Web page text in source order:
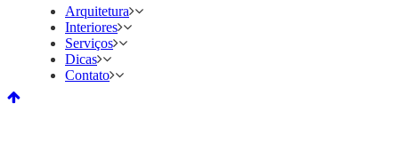
Arquitetura
Interiores
Serviços
Dicas
Contato